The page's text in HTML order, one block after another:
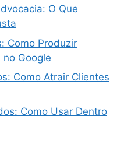
O Que
Como Produzir
no Google
Como Atrair Clientes
Como Usar Dentro